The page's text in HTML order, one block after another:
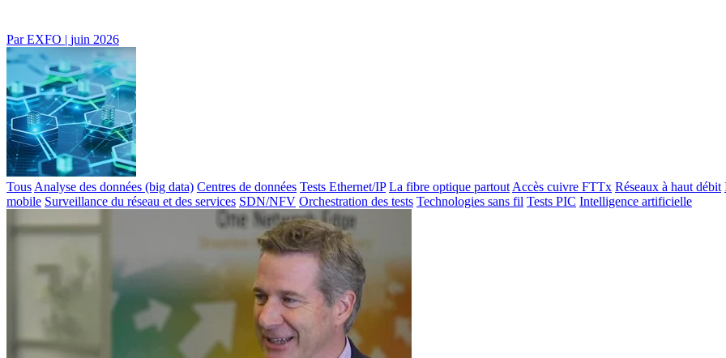
Par EXFO | juin 2026
Tous Analyse des données (big data) Centres de données Tests Ethernet/IP La fibre optique partout Accès cuivre FTTx Réseaux à haut débit
mobile Surveillance du réseau et des services SDN/NFV Orchestration des tests Technologies sans fil Tests PIC Intelligence artificielle